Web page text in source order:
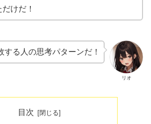
けだ！
リオ
する人の思考パターンだ！
目次